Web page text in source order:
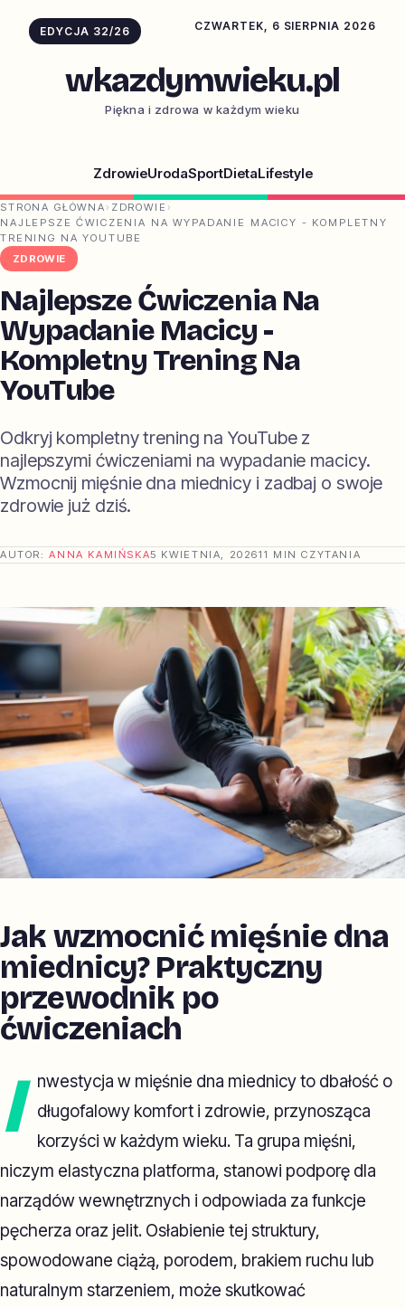
EDYCJA 32/26 CZWARTEK, 6 SIERPNIA 2026
wkazdymwieku.pl
Piękna i zdrowa w każdym wieku
ZdrowieUrodaSportDietaLifestyle
STRONA GŁÓWNA › ZDROWIE ›
NAJLEPSZE ĆWICZENIA NA WYPADANIE MACICY - KOMPLETNY
TRENING NA YOUTUBE
ZDROWIE
Najlepsze Ćwiczenia Na
Wypadanie Macicy -
Kompletny Trening Na
YouTube
Odkryj kompletny trening na YouTube z
najlepszymi ćwiczeniami na wypadanie macicy.
Wzmocnij mięśnie dna miednicy i zadbaj o swoje
zdrowie już dziś.
AUTOR:ANNA KAMIŃSKA5 KWIETNIA, 202611 MIN CZYTANIA
Jak wzmocnić mięśnie dna
miednicy? Praktyczny
przewodnik po
ćwiczeniach
I
nwestycja w mięśnie dna miednicy to dbałość o
długofalowy komfort i zdrowie, przynosząca
korzyści w każdym wieku. Ta grupa mięśni,
niczym elastyczna platforma, stanowi podporę dla
narządów wewnętrznych i odpowiada za funkcje
pęcherza oraz jelit. Osłabienie tej struktury,
spowodowane ciążą, porodem, brakiem ruchu lub
naturalnym starzeniem, może skutkować